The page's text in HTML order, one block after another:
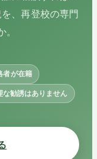
、再登校の専門
者が在籍
な勧誘はありません